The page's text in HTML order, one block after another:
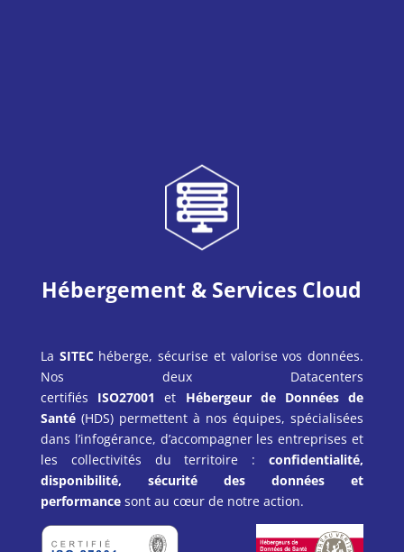
Hébergement & Services Cloud
La SITEChéberge, sécurise et valorise vos données.
Nos deux Datacenters
certifiés ISO27001 et Hébergeur de Données de
Santé(HDS) permettent à nos équipes, spécialisées
dans l’infogérance, d’accompagner les entreprises et
les collectivités du territoire :confidentialité,
disponibilité, sécurité des données et
performancesont au cœur de notre action.